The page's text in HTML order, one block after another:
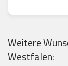
Weitere
Westfalen: